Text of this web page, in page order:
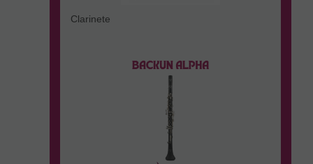
Clarinete